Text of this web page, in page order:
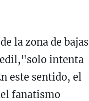
la zona de bajas
edil,"solo intenta
este sentido, el
fanatismo